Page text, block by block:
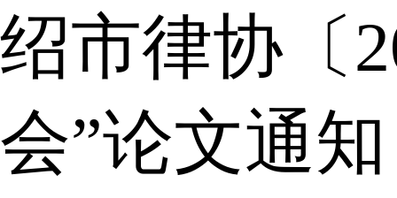
绍市律协〔
会”论文通知